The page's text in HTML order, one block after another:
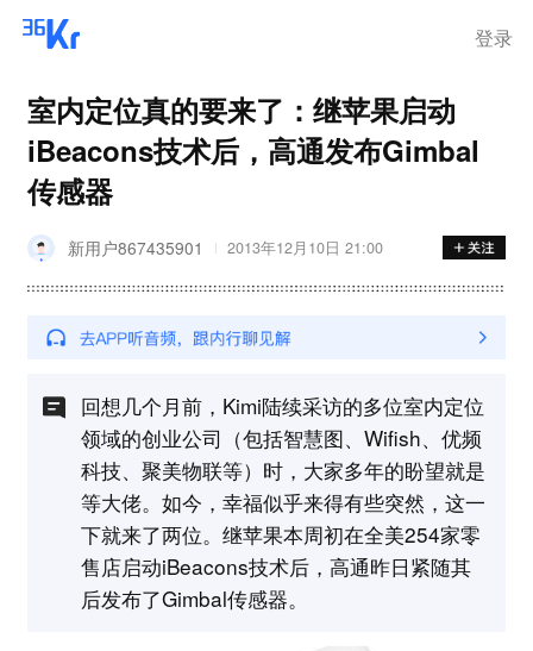
登录
室内定位真的要来了：继苹果启动
iBeacons技术后，高通发布Gimbal
传感器
新用户867435901 2013年12月10日 21:00
回想几个月前，Kimi陆续采访的多位室内定位
领域的创业公司（包括智慧图、Wifish、优频
科技、聚美物联等）时，大家多年的盼望就是
等大佬。如今，幸福似乎来得有些突然，这一
下就来了两位。继苹果本周初在全美254家零
售店启动iBeacons技术后，高通昨日紧随其
后发布了Gimbal传感器。